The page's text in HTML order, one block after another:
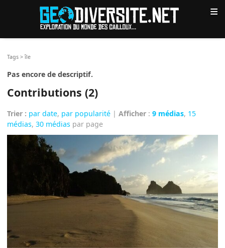
≡
Tags >île
Pas encore de descriptif.
Contributions (2)
Trier : par date, par popularité |Afficher :9 médias, 15
médias,30 médias par page